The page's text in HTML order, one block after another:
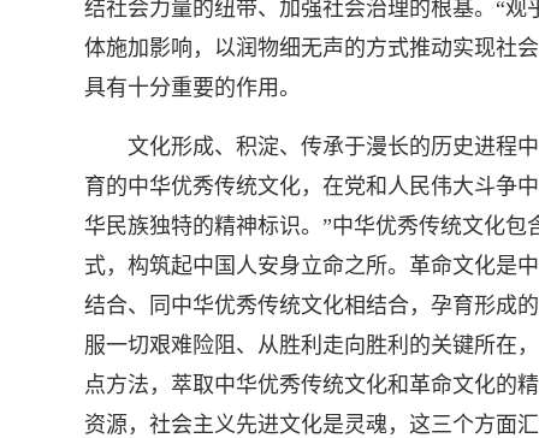
结社会力量的纽带、加强社会治理的根基。“
体施加影响，以润物细无声的方式推动实现社
具有十分重要的作用。
文化形成、积淀、传承于漫长的历史进程中
育的中华优秀传统文化，在党和人民伟大斗争
华民族独特的精神标识。”中华优秀传统文化
式，构筑起中国人安身立命之所。革命文化是
结合、同中华优秀传统文化相结合，孕育形成
服一切艰难险阻、从胜利走向胜利的关键所在
点方法，萃取中华优秀传统文化和革命文化的
资源，社会主义先进文化是灵魂，这三个方面